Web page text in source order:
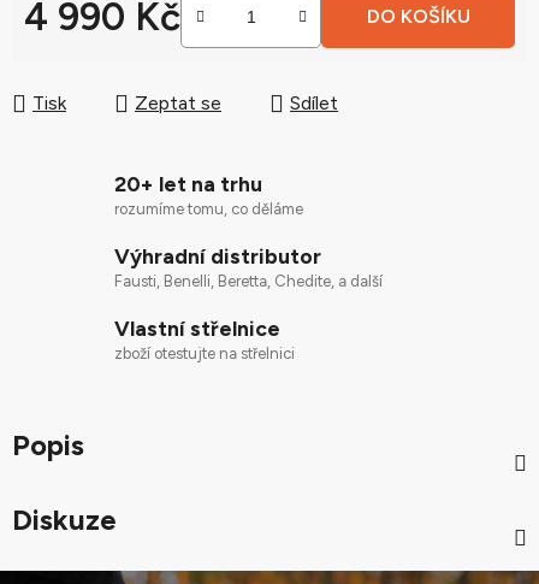
4 990 Kč DO KOŠÍKU
Tisk Zeptat se Sdílet
20+ let na trhu
rozumíme tomu, co děláme
Výhradní distributor
Fausti, Benelli, Beretta, Chedite, a další
Vlastní střelnice
zboží otestujte na střelnici
Popis
Diskuze